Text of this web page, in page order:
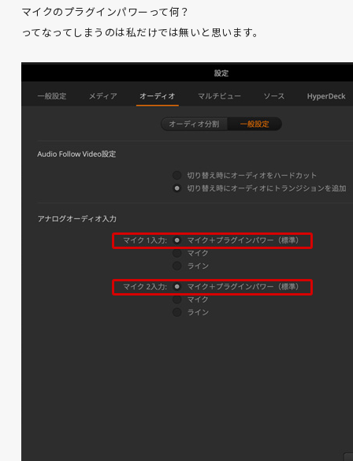
マイクのプラグインパワーって何？
ってなってしまうのは私だけでは無いと思います。